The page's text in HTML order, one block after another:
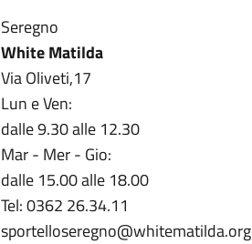
Seregno
White Matilda
Via Oliveti,17
Lun e Ven:
dalle 9.30 alle 12.30
Mar - Mer - Gio:
dalle 15.00 alle 18.00
Tel: 0362 26.34.11
sportelloseregno@whitematilda.org